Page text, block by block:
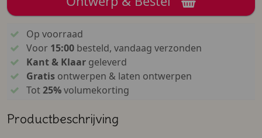
Op voorraad
Voor 15:00besteld, vandaag verzonden
Kant & Klaargeleverd
Gratisontwerpen & laten ontwerpen
Tot25%volumekorting
Productbeschrijving